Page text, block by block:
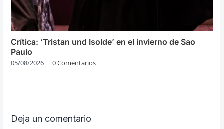
Crítica: ‘Tristan und Isolde’ en el invierno de Sao
Paulo
05/08/2026 | 0 Comentarios
Deja un comentario